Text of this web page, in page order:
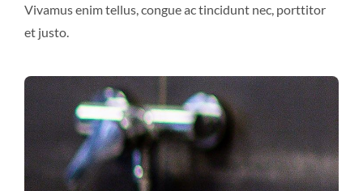
Vivamus enim tellus, congue ac tincidunt nec, porttitor
et justo.